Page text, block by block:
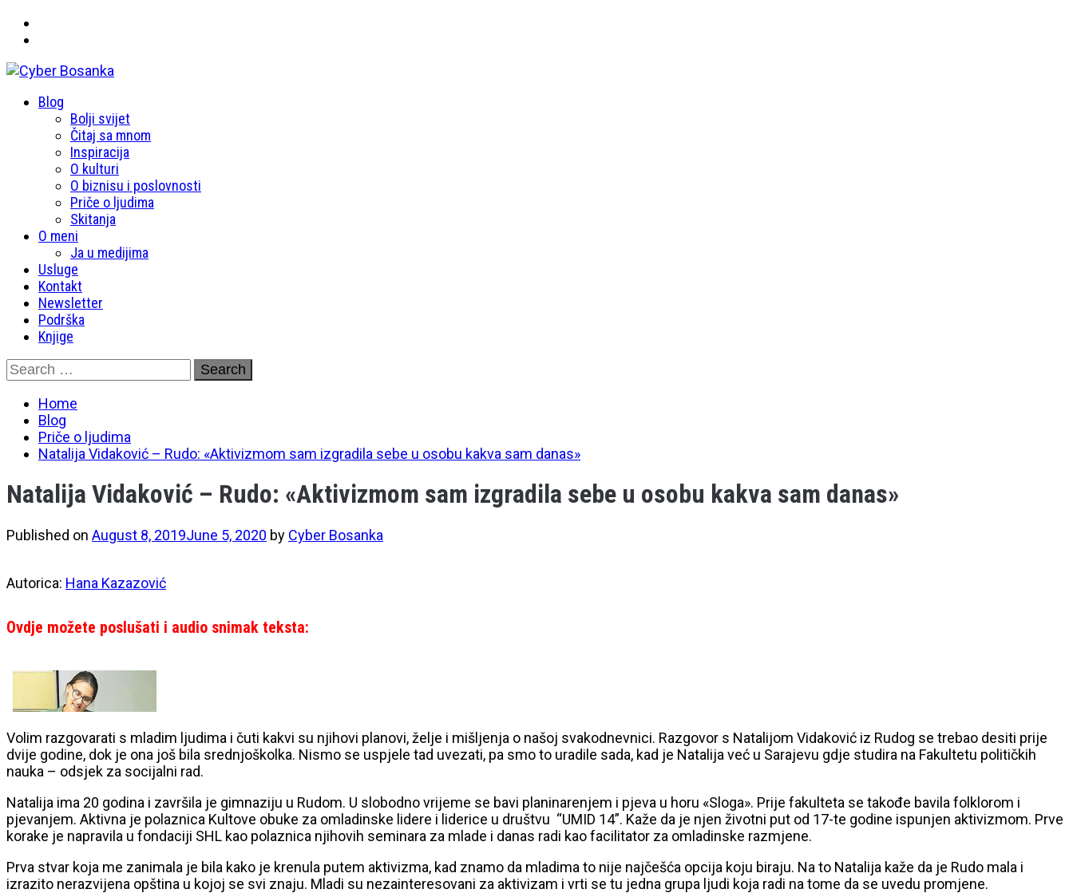
Cyber Bosanka
Primary
Blog
Bolji svijet
Čitaj sa mnom
Inspiracija
O kulturi
O biznisu i poslovnosti
Priče o ljudima
Skitanja
O meni
Ja u medijima
Usluge
Kontakt
Newsletter
Podrška
Knjige
Skip
to
content
Search
for:
Home
Blog
Priče o ljudima
Natalija Vidaković – Rudo: «Aktivizmom sam izgradila sebe u osobu kakva sam danas»
Natalija Vidaković – Rudo: «Aktivizmom sam izgradila sebe u osobu kakva sam danas»
Published on August 8, 2019June 5, 2020 by Cyber Bosanka
Autorica: Hana Kazazović
Ovdje možete poslušati i audio snimak teksta:
Volim razgovarati s mladim ljudima i čuti kakvi su njihovi planovi, želje i mišljenja o našoj svakodnevnici. Razgovor s Natalijom Vidaković iz Rudog se trebao desiti prije
dvije godine, dok je ona još bila srednjoškolka. Nismo se uspjele tad uvezati, pa smo to uradile sada, kad je Natalija već u Sarajevu gdje studira na Fakultetu političkih
nauka – odsjek za socijalni rad.
Natalija ima 20 godina i završila je gimnaziju u Rudom. U slobodno vrijeme se bavi planinarenjem i pjeva u horu «Sloga». Prije fakulteta se takođe bavila folklorom i
pjevanjem. Aktivna je polaznica Kultove obuke za omladinske lidere i liderice u društvu “UMID 14”. Kaže da je njen životni put od 17-te godine ispunjen aktivizmom. Prve
korake je napravila u fondaciji SHL kao polaznica njihovih seminara za mlade i danas radi kao facilitator za omladinske razmjene.
Prva stvar koja me zanimala je bila kako je krenula putem aktivizma, kad znamo da mladima to nije najčešća opcija koju biraju. Na to Natalija kaže da je Rudo mala i
izrazito nerazvijena opština u kojoj se svi znaju. Mladi su nezainteresovani za aktivizam i vrti se tu jedna grupa ljudi koja radi na tome da se uvedu promjene.